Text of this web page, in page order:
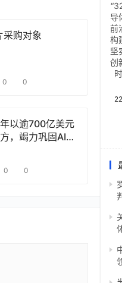
采购对象
0 0
以逾700亿美元
，竭力巩固AI芯
0 0
导
前
构
坚
创